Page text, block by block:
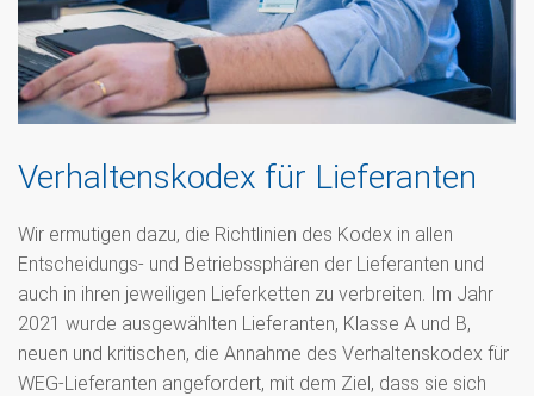
Verhaltenskodex für Lieferanten
Wir ermutigen dazu, die Richtlinien des Kodex in allen
Entscheidungs- und Betriebssphären der Lieferanten und
auch in ihren jeweiligen Lieferketten zu verbreiten. Im Jahr
2021 wurde ausgewählten Lieferanten, Klasse A und B,
neuen und kritischen, die Annahme des Verhaltenskodex für
WEG-Lieferanten angefordert, mit dem Ziel, dass sie sich